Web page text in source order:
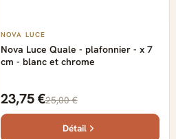
NOVA LUCE
Nova Luce Quale - plafonnier - x 7
cm - blanc et chrome
23,75 €25,00 €
Détail